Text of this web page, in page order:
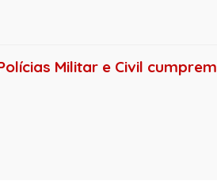
Militar e Civil cumprem